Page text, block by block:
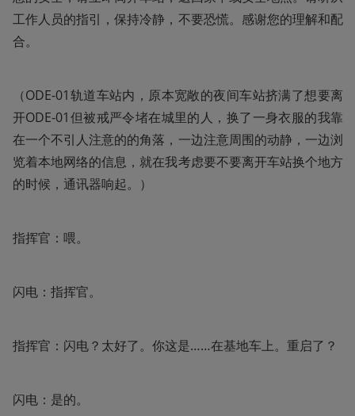
工作人员的指引，保持冷静，不要恐慌。感谢您的理解和配
合。
（ODE-01轨道车站内，原本宽敞的夜间车站挤满了想要离
开ODE-01但被戒严令堵在城里的人，换了一身衣服的我靠
在一个不引人注意的的角落，一边注意周围的动静，一边浏
览着本地网络的信息，就在我考虑要不要离开车站换个地方
的时候，通讯器响起。）
指挥官：喂。
闪电：指挥官。
指挥官：闪电？太好了。你这是……在基地车上。重启了？
闪电：是的。